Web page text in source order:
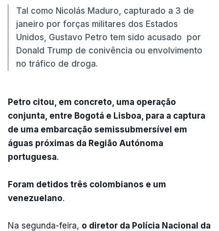
Tal como Nicolás Maduro, capturado a 3 de
janeiro por forças militares dos Estados
Unidos, Gustavo Petro tem sido acusado por
Donald Trump de conivência ou envolvimento
no tráfico de droga.
Petro citou, em concreto, uma operação
conjunta, entre Bogotá e Lisboa, para a captura
de uma embarcação semissubmersível em
águas próximas da Região Autónoma
portuguesa.
Foram detidos três colombianos e um
venezuelano.
Na segunda-feira, o diretor da Polícia Nacional da